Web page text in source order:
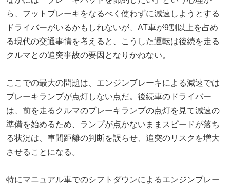
ら、フットブレーキをなるべく使わずに減速しようとする
ドライバーがいるかもしれないが、AT車が9割以上を占め
る現代の交通事情を考えると、こうした運転は後続を走る
クルマとの追突事故の要因となりかねない。
ここでの最大の問題は、エンジンブレーキによる減速では
ブレーキランプが点灯しない点だ。後続車のドライバー
は、前を走るクルマのブレーキランプの点灯を見て減速の
準備を始めるため、ランプが点かないままスピードが落ち
る状況は、車間距離の判断を誤らせ、追突のリスクを増大
させることになる。
特にマニュアル車でのシフトダウンによるエンジンブレー